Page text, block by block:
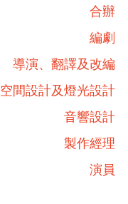
合辦
編劇
導演、翻譯及改編
空間設計及燈光設計
音響設計
製作經理
演員